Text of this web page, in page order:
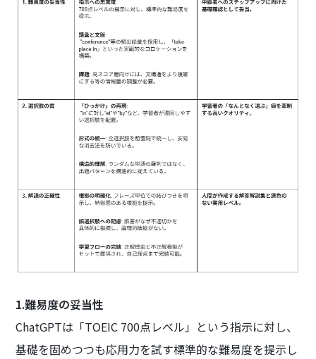
1.難易度の妥当性
ChatGPTは「TOEIC 700点レベル」という指示に対し、
基礎を固めつつも応用力を試す標準的な難易度を提示し